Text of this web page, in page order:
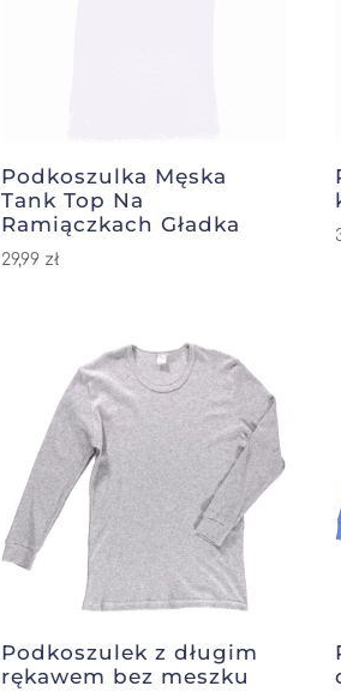
Podkoszulka Męska
Tank Top Na
Ramiączkach Gładka
29,99 zł
Podkoszulek z długim
rękawem bez meszku